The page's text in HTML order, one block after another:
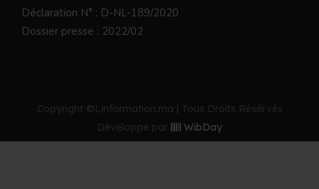
Déclaration N° : D-NL-189/2020
Dossier presse : 2022/02
Copyright ©Linformation.ma | Tous Droits Résérvés
Développé par
WibDay